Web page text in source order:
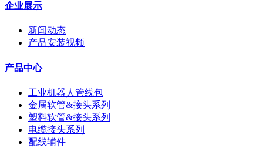
企业展示
新闻动态
产品安装视频
产品中心
工业机器人管线包
金属软管&接头系列
塑料软管&接头系列
电缆接头系列
配线辅件